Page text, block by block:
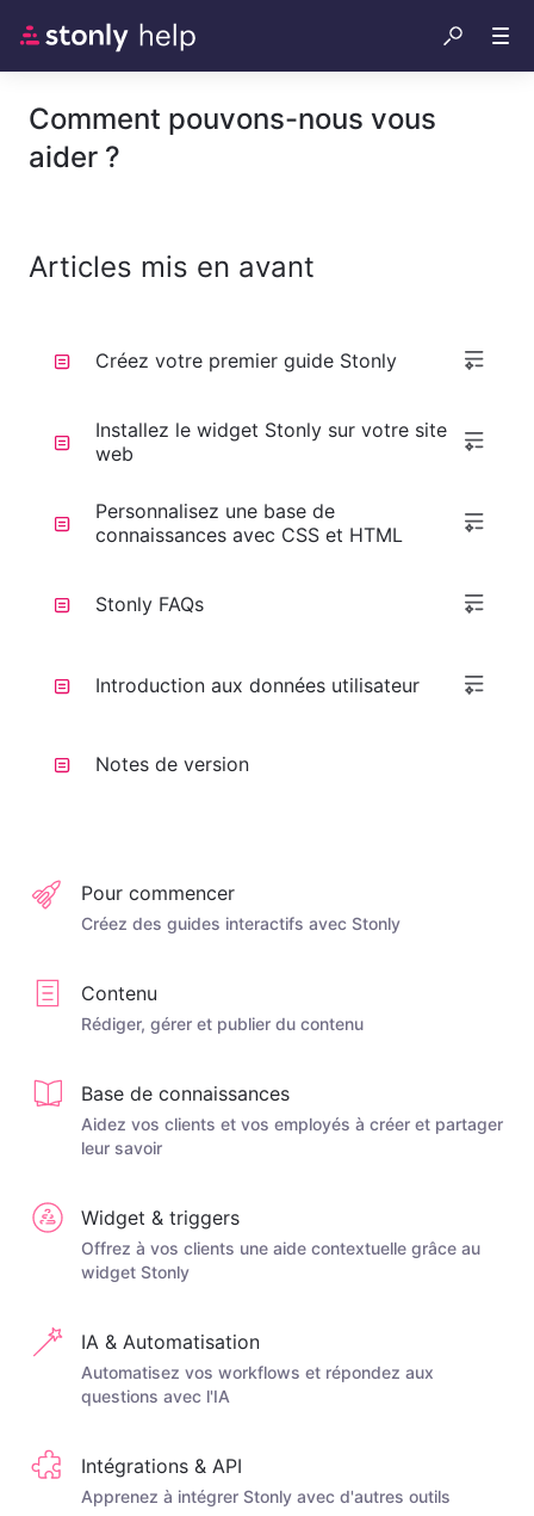
Comment pouvons-nous vous
aider ?
Articles mis en avant
Créez votre premier guide Stonly
Installez le widget Stonly sur votre site
web
Personnalisez une base de
connaissances avec CSS et HTML
Stonly FAQs
Introduction aux données utilisateur
Notes de version
Pour commencer
Créez des guides interactifs avec Stonly
Contenu
Rédiger, gérer et publier du contenu
Base de connaissances
Aidez vos clients et vos employés à créer et partager
leur savoir
Widget & triggers
Offrez à vos clients une aide contextuelle grâce au
widget Stonly
IA & Automatisation
Automatisez vos workflows et répondez aux
questions avec l'IA
Intégrations & API
Apprenez à intégrer Stonly avec d'autres outils